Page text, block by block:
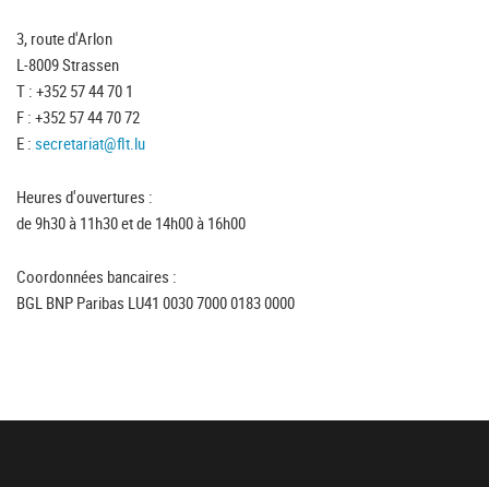
3, route d'Arlon
L-8009 Strassen
T : +352 57 44 70 1
F : +352 57 44 70 72
E : secretariat@flt.lu
Heures d'ouvertures :
de 9h30 à 11h30 et de 14h00 à 16h00
Coordonnées bancaires :
BGL BNP Paribas LU41 0030 7000 0183 0000